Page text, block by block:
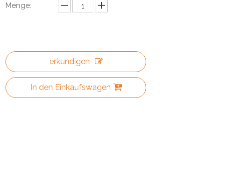
Menge:
erkundigen
In den Einkaufswagen